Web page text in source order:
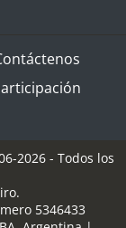
2026 - Todos los
5346433